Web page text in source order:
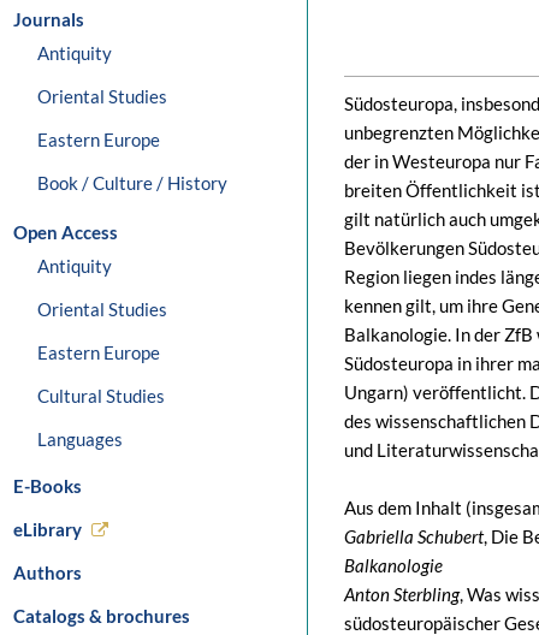
Journals
Antiquity
Oriental Studies
Eastern Europe
Book / Culture / History
Open Access
Antiquity
Oriental Studies
Eastern Europe
Cultural Studies
Languages
E-Books
eLibrary
Authors
Catalogs & brochures
Südosteuropa,
unbegrenzten
der in Westeuropa nur
breiten Öffentlichkeit
gilt natürlich auch
Bevölkerungen
Region liegen indes
kennen gilt, um ihre
Balkanologie. In der ZfB
Südosteuropa in ihrer
Ungarn) veröffentlicht.
des wissenschaftlichen
und
Aus dem Inhalt
Gabriella Schubert, Die
Balkanologie
Anton Sterbling, Was
südosteuropäischer